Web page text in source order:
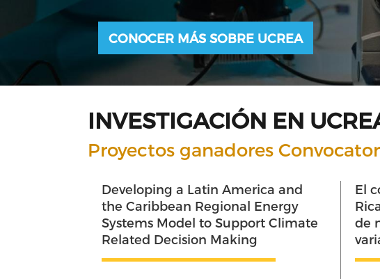
CONOCER MÁS SOBRE UCREA
INVESTIGACIÓN EN
Proyectos ganadores
El costo de una vida digna en Costa
Rica Ingreso vital y la construcción
de metodologías para el cálculo de
variaciones territoriales